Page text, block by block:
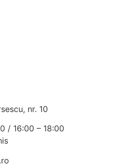
nr. 10
/ 16:00 – 18:00